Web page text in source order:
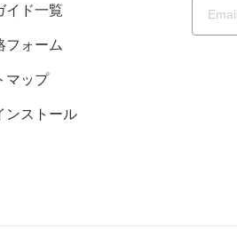
イド一覧
フォーム
マップ
ンストール